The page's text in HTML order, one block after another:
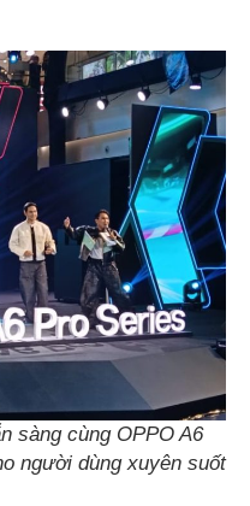
sàng cùng OPPO A6
người dùng xuyên suốt